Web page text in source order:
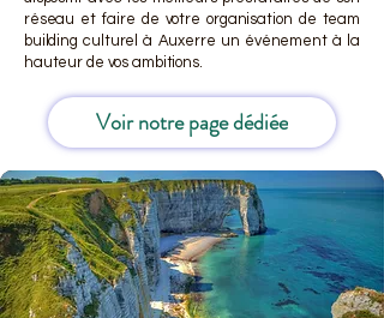
réseau et faire de votre organisation de team
building culturel à Auxerre un événement à la
hauteur de vos ambitions.
Voir notre page dédiée